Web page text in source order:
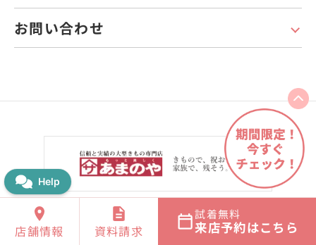
お問い合わせ
あまのや
店舗情報
資料請求
試着無料
来店予約はこちら